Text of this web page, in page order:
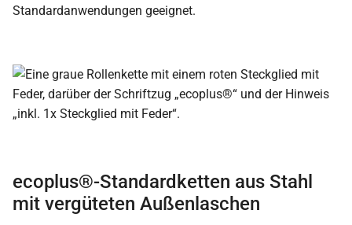
Standardanwendungen geeignet.
ecoplus®-Standardketten aus Stahl
mit vergüteten Außenlaschen